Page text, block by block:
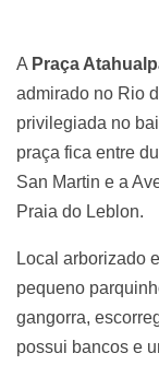
A Praça
admirado no Rio
privilegiada no
praça fica entre
San Martin e a
Praia do Leblon.
Local arborizado
pequeno
gangorra,
possui bancos e